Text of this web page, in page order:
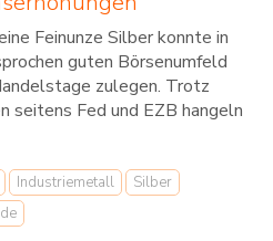
Feinunze Silber konnte in
guten Börsenumfeld
zulegen. Trotz
seitens Fed und EZB hangeln
Industriemetall
Silber